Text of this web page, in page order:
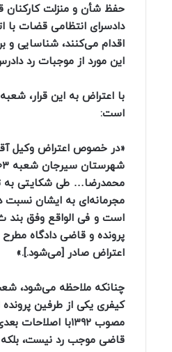
دادسرای انتظامی قضات با
اقدام می‌کنند، شناسایی و
این مورد از موجبات رد دادرس نمی‌باشد، فلذا مستنداً به ماده
است:
اعتراض صادر [می‌شود.].»
چنانکه ملاحظه می‌شود،
مصوب ۱۳۹۲با
قاضی موجب رد نیست، بلکه